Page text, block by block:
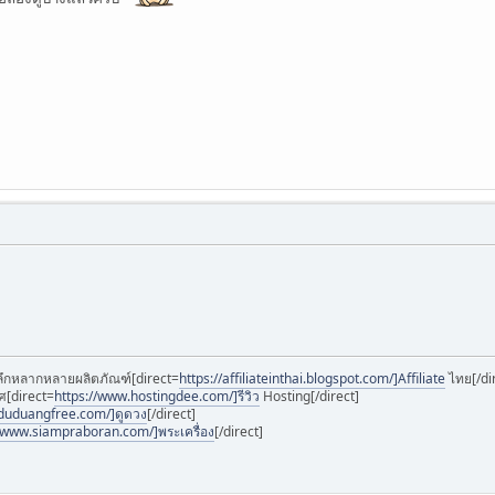
กหลากหลายผลิตภัณฑ์[direct=https://affiliateinthai.blogspot.com/]Affiliateไทย[/
[direct=https://www.hostingdee.com/]รีวิว Hosting[/direct]
]ดูดวง[/direct]
]พระเครื่อง[/direct]